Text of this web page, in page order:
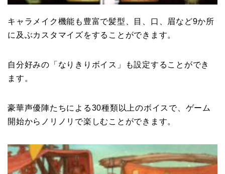
キャラメイク機能も豊富で髪型、目、口、眉など9か所
に及ぶカスタマイズをすることができます。
自分好みの「なりきりボイス」も設定することができ
ます。
豪華声優陣たちによる30種類以上のボイスで、ゲーム
開始からノリノリで楽しむことができます。